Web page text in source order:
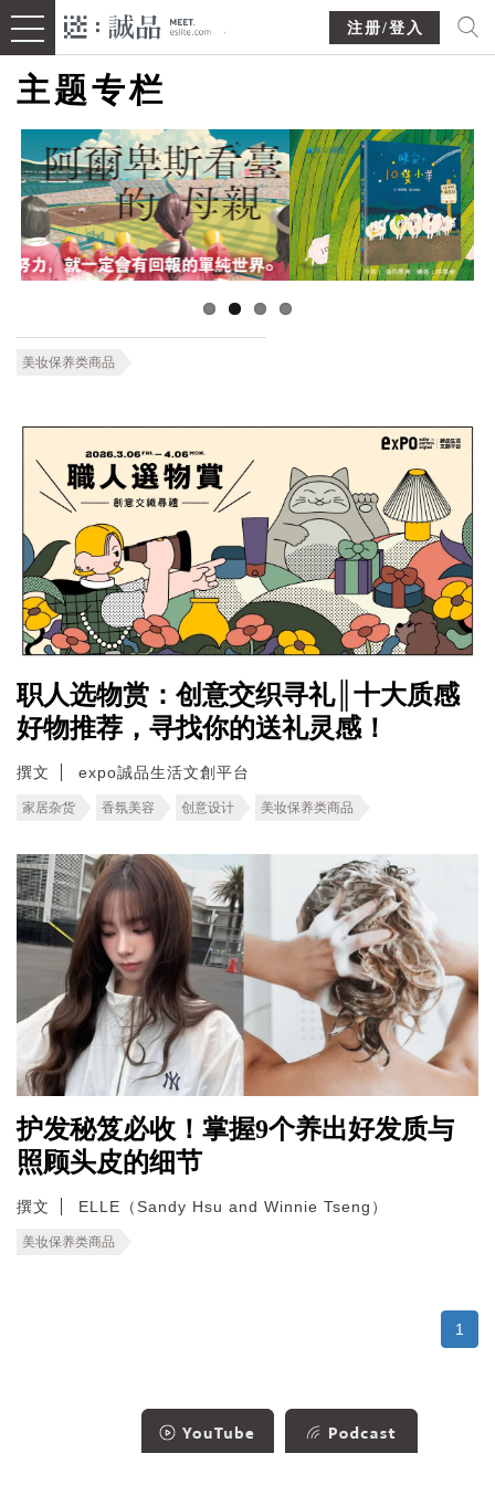
注册/登入
主题专栏
美妆保养类商品
职人选物赏：创意交织寻礼║十大质感
好物推荐，寻找你的送礼灵感！
撰文 expo誠品生活文創平台
家居杂货 香氛美容 创意设计 美妆保养类商品
护发秘笈必收！掌握9个养出好发质与
照顾头皮的细节
撰文 ELLE（Sandy Hsu and Winnie Tseng）
美妆保养类商品
1